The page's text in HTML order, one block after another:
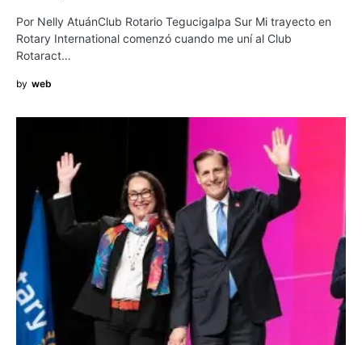
Por Nelly AtuánClub Rotario Tegucigalpa Sur Mi trayecto en
Rotary International comenzó cuando me uní al Club
Rotaract…
by web